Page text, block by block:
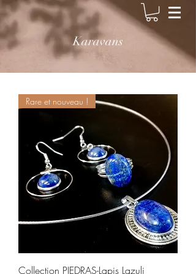
Karavans
Rare et nouveau !
Collection PIEDRAS-Lapis Lazuli